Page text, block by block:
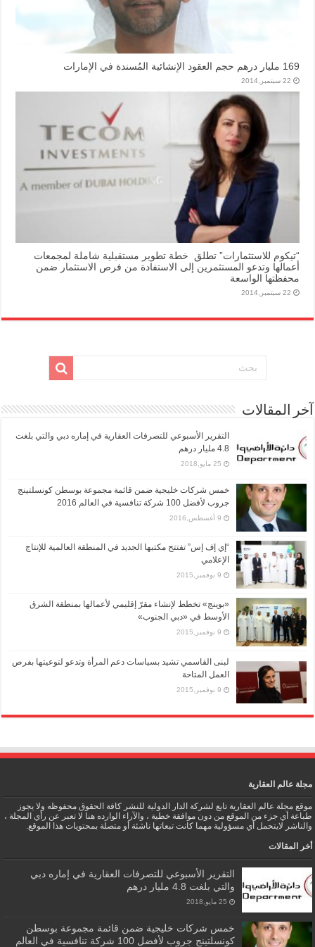
169 مليار درهم حجم العقود الإنشائية المُسندة في الإمارات
22 سبتمبر,2014
“تيكوم للاستثمارات” تطلق خطة تطوير مستقبلية شاملة لمجمعات
أعمالها وتدعو المستثمرين إلى الاستفادة من فرص الاستثمار ضمن
محفظتها الواسعة
22 سبتمبر,2014
آخر المقالات
التقرير الأسبوعي للتصرفات العقارية في إماره دبي والتي بلغت
4.8 مليار درهم
25 مايو,2018
خمس شركات خليجية ضمن قائمة مجموعة بوسطن كونسلتينج
جروب لأفضل 100 شركة تنافسية في العالم 2016
9 أغسطس,2016
“إي إف إس” تفتتح مكتبها الجديد في المنطقة العالمية للإنتاج
الإعلامي
9 نوفمبر,2015
«بوينج» تخطط لإنشاء مقرّ إقليمي لأعمالها بمنطقة الشرق
الأوسط في «دبي الجنوب»
9 نوفمبر,2015
لبنى القاسمي تشيد بسياسات دعم المرأة وتدعو لتوعيتها بفرص
العمل المتاحة
9 نوفمبر,2015
مجلة عالم العقارية
موقع مجلة عالم العقارية تابع لشركة الدار الدولية للنشر كافة الحقوق محفوظه ولا يجوز
طباعة أي جزء من الموقع من دون موافقة خطية ، والآراء الوارده هنا لا تعبر عن رأي المجلة ،
والناشر لايتحمل أي مسؤولية مهما كانت تبعاتها ناشئة أو متصلة بمحتويات هذا الموقع.
أخر المقالات
التقرير الأسبوعي للتصرفات العقارية في إماره دبي
والتي بلغت 4.8 مليار درهم
25 مايو,2018
خمس شركات خليجية ضمن قائمة مجموعة بوسطن
كونسلتينج جروب لأفضل 100 شركة تنافسية في العالم